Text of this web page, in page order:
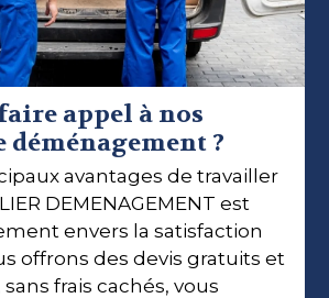
appel à nos
déménagement ?
avantages de travailler
DEMENAGEMENT est
envers la satisfaction
offrons des devis gratuits et
frais cachés, vous